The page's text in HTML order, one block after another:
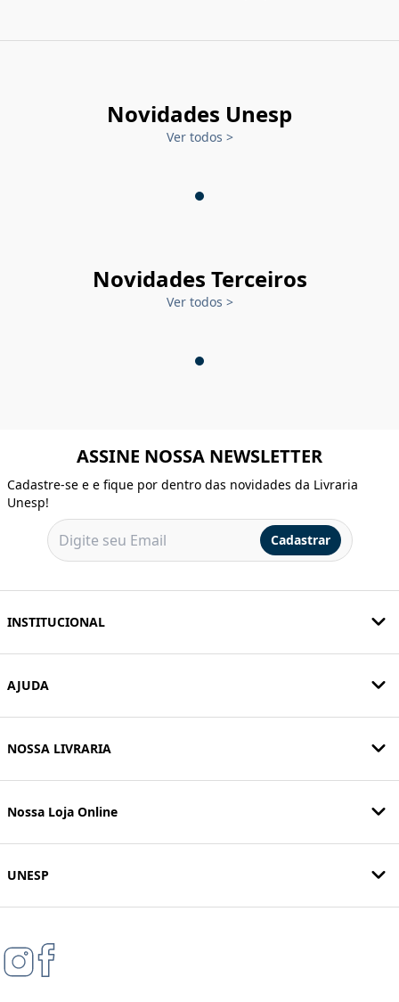
Novidades Unesp
Ver todos >
Novidades Terceiros
Ver todos >
ASSINE NOSSA NEWSLETTER
Cadastre-se e e fique por dentro das novidades da Livraria
Unesp!
Cadastrar
INSTITUCIONAL
AJUDA
NOSSA LIVRARIA
Nossa Loja Online
UNESP